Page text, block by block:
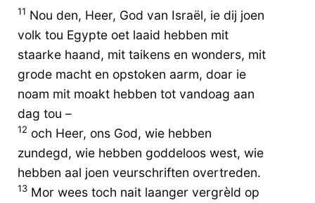
11 Nou den, Heer, God van Israël, ie dij joen
volk tou Egypte oet laaid hebben mit
staarke haand, mit taikens en wonders, mit
grode macht en opstoken aarm, doar ie
noam mit moakt hebben tot vandoag aan
dag tou –
12 och Heer, ons God, wie hebben
zundegd, wie hebben goddeloos west, wie
hebben aal joen veurschriften overtreden.
13 Mor wees toch nait laanger vergrèld op